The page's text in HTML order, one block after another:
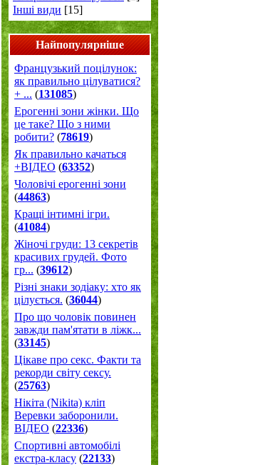
Інші види [15]
Найпопулярніше
Французький поцілунок:
як правильно цілуватися?
+ ... (131085)
Ерогенні зони жінки. Що
це таке? Що з ними
робити? (78619)
Як правильно качаться
+ВІДЕО (63352)
Чоловічі ерогенні зони
(44863)
Кращі інтимні ігри.
(41084)
Жіночі груди: 13 секретів
красивих грудей. Фото
гр... (39612)
Різні знаки зодіаку: хто як
цілується. (36044)
Про що чоловік повинен
завжди пам'ятати в ліжк...
(33145)
Цікаве про секс. Факти та
рекорди світу сексу.
(25763)
Нікіта (Nikita) кліп
Веревки заборонили.
ВІДЕО (22336)
Спортивні автомобілі
екстра-класу (22133)